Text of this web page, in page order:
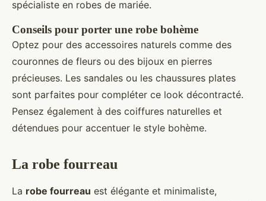
spécialiste en robes de mariée.
Conseils pour porter une robe bohème
Optez pour des accessoires naturels comme des
couronnes de fleurs ou des bijoux en pierres
précieuses. Les sandales ou les chaussures plates
sont parfaites pour compléter ce look décontracté.
Pensez également à des coiffures naturelles et
détendues pour accentuer le style bohème.
La robe fourreau
La robe fourreau est élégante et minimaliste,